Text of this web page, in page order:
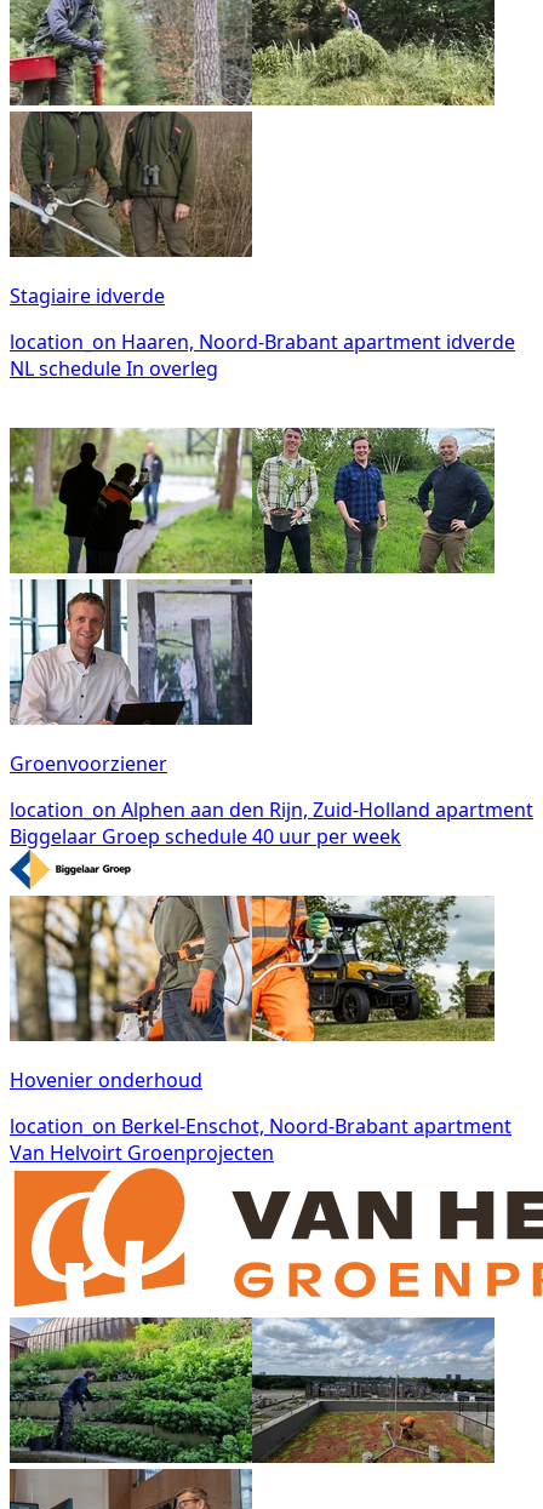
Stagiaire idverde
location_on Haaren, Noord-Brabantapartment idverde
NLscheduleIn overleg
Groenvoorziener
location_on Alphen aan den Rijn, Zuid-Holland apartment
Biggelaar Groep schedule40 uur per week
Hovenier onderhoud
location_on Berkel-Enschot, Noord-Brabantapartment
Van Helvoirt Groenprojecten